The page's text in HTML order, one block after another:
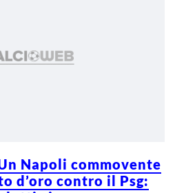
Napoli commovente
d’oro contro il Psg: